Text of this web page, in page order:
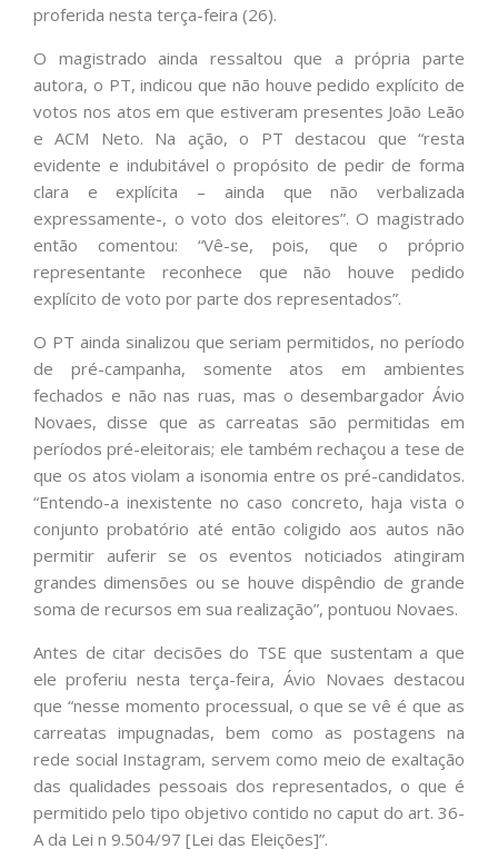
proferida nesta terça-feira (26).
O magistrado ainda ressaltou que a própria parte
autora, o PT, indicou que não houve pedido explícito de
votos nos atos em que estiveram presentes João Leão
e ACM Neto. Na ação, o PT destacou que “resta
evidente e indubitável o propósito de pedir de forma
clara e explícita – ainda que não verbalizada
expressamente-, o voto dos eleitores”. O magistrado
então comentou: “Vê-se, pois, que o próprio
representante reconhece que não houve pedido
explícito de voto por parte dos representados”.
O PT ainda sinalizou que seriam permitidos, no período
de pré-campanha, somente atos em ambientes
fechados e não nas ruas, mas o desembargador Ávio
Novaes, disse que as carreatas são permitidas em
períodos pré-eleitorais; ele também rechaçou a tese de
que os atos violam a isonomia entre os pré-candidatos.
“Entendo-a inexistente no caso concreto, haja vista o
conjunto probatório até então coligido aos autos não
permitir auferir se os eventos noticiados atingiram
grandes dimensões ou se houve dispêndio de grande
soma de recursos em sua realização”, pontuou Novaes.
Antes de citar decisões do TSE que sustentam a que
ele proferiu nesta terça-feira, Ávio Novaes destacou
que “nesse momento processual, o que se vê é que as
carreatas impugnadas, bem como as postagens na
rede social Instagram, servem como meio de exaltação
das qualidades pessoais dos representados, o que é
permitido pelo tipo objetivo contido no caput do art. 36-
A da Lei n 9.504/97 [Lei das Eleições]”.